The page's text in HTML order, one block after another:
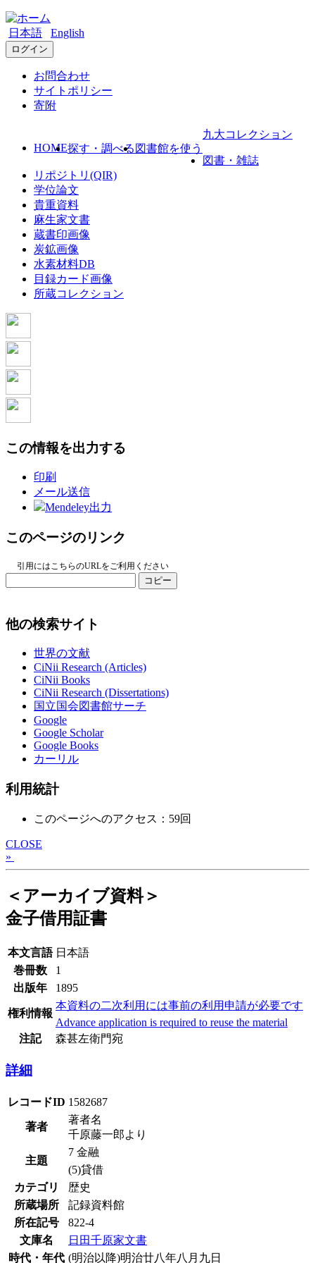
日本語 English
ログイン
お問合わせ
サイトポリシー
寄附
HOME探す・調べる 図書館を使う
九大コレクション
図書・雑誌
リポジトリ(QIR)
学位論文
貴重資料
麻生家文書
蔵書印画像
炭鉱画像
水素材料DB
目録カード画像
所蔵コレクション
この情報を出力する
印刷
メール送信
Mendeley出力
このページのリンク
引用にはこちらのURLをご利用ください
コピー
他の検索サイト
世界の文献
CiNii Research (Articles)
CiNii Books
CiNii Research (Dissertations)
国立国会図書館サーチ
Google
Google Scholar
Google Books
カーリル
利用統計
このページへのアクセス：59回
CLOSE
»
＜アーカイブ資料＞
金子借用証書
本文言語 日本語
巻冊数
1
出版年
1895
権利情報
本資料の二次利用には事前の利用申請が必要です
Advance application is required to reuse the material
注記
森甚左衛門宛
詳細
レコードID 1582687
著者
著者名
千原藤一郎より
主題
7 金融
(5)貸借
カテゴリ
歴史
所蔵場所
記録資料館
所在記号
822-4
文庫名
日田千原家文書
時代・年代 (明治以降)明治廿八年八月九日